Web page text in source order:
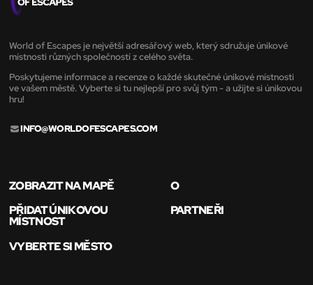
World of Escapes je největší adresářový web, který sdružuje únikové
místnosti různých společností z celého světa.
Poskytujeme informace a recenze o každé skutečné únikové místnosti
ve vašem městě. Vyberte si tu nejlepší pro svůj tým - a užijte si únikovou
hru!
INFO@WORLDOFESCAPES.COM
ZOBRAZIT NA MAPĚ
O
PŘIDAT ÚNIKOVOU
MÍSTNOST
PARTNEŘI
VYBERTE SI MĚSTO